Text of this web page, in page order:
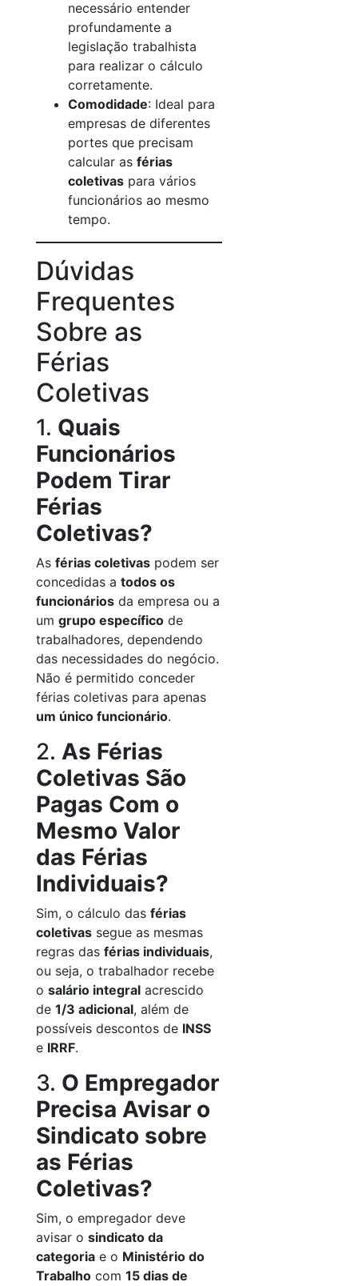
necessário entender
profundamente a
legislação trabalhista
para realizar o cálculo
corretamente.
Comodidade: Ideal para
empresas de diferentes
portes que precisam
calcular as férias
coletivas para vários
funcionários ao mesmo
tempo.
Dúvidas
Frequentes
Sobre as
Férias
Coletivas
1. Quais
Funcionários
Podem Tirar
Férias
Coletivas?
As férias coletivas podem ser
concedidas a todos os
funcionários da empresa ou a
um grupo específico de
trabalhadores, dependendo
das necessidades do negócio.
Não é permitido conceder
férias coletivas para apenas
um único funcionário.
2. As Férias
Coletivas São
Pagas Com o
Mesmo Valor
das Férias
Individuais?
Sim, o cálculo das férias
coletivas segue as mesmas
regras das férias individuais,
ou seja, o trabalhador recebe
o salário integral acrescido
de 1/3 adicional, além de
possíveis descontos de INSS
e IRRF.
3. O Empregador
Precisa Avisar o
Sindicato sobre
as Férias
Coletivas?
Sim, o empregador deve
avisar o sindicato da
categoria e o Ministério do
Trabalho com 15 dias de